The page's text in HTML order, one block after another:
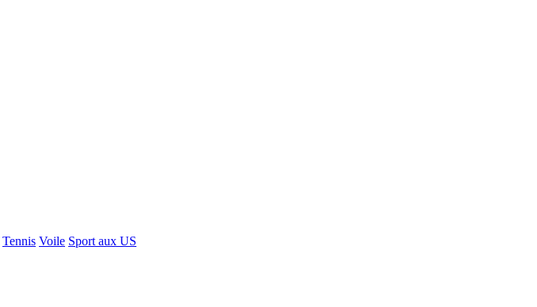
Tennis Voile Sport aux US